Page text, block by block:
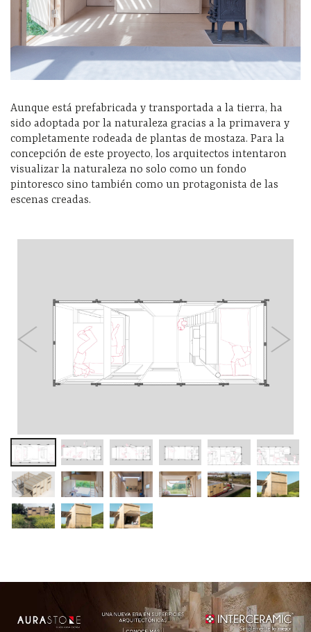
Aunque está prefabricada y transportada a la tierra, ha
sido adoptada por la naturaleza gracias a la primavera y
completamente rodeada de plantas de mostaza. Para la
concepción de este proyecto, los arquitectos intentaron
visualizar la naturaleza no solo como un fondo
pintoresco sino también como un protagonista de las
escenas creadas.